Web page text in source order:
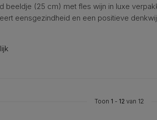
beeldje (25 cm) met fles wijn in luxe
eensgezindheid en een positieve
Toon 1 - 12 van 12